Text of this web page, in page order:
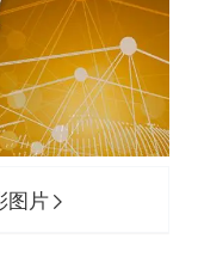
馆》口碑
袭击贯穿浙江
过夜被收150元
图片